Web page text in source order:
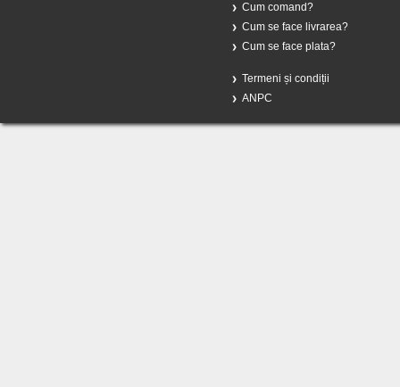
Cum comand?
Cum se face livrarea?
Cum se face plata?
Termeni și condiții
ANPC